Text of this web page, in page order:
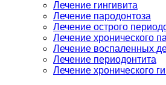
Лечение гингивита
Лечение пародонтоза
Лечение острого
Лечение хронического
Лечение воспаленных
Лечение периодонтита
Лечение хронического